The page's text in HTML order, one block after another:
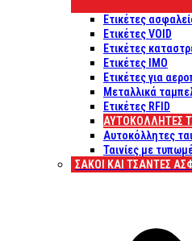
Ετικέτες
Ετικέτες VOID
Ετικέτες
Ετικέτες IMO
Ετικέτες για
Μεταλλικά
Ετικέτες RFID
ΑΥΤΟΚΌΛΛΗΤΕΣ
Αυτοκόλλητες
Ταινίες με
ΣΆΚΟΙ ΚΑΙ ΤΣΆΝΤΕΣ